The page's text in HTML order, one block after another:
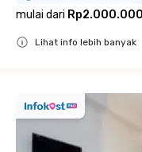
mulai dari Rp2.000.000
Lihat info lebih banyak